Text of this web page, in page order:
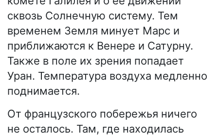
сквозь Солнечную систему. Тем
временем Земля минует Марс и
приближаются к Венере и Сатурну.
Также в поле их зрения попадает
Уран. Температура воздуха медленно
поднимается.
От французского побережья ничего
не осталось. Там, где находилась